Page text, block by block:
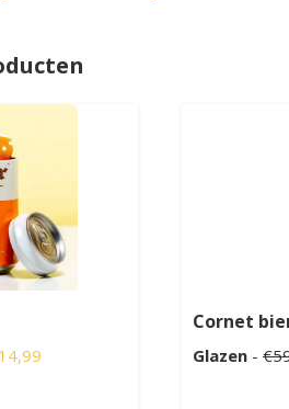
Cornet
Glazen -